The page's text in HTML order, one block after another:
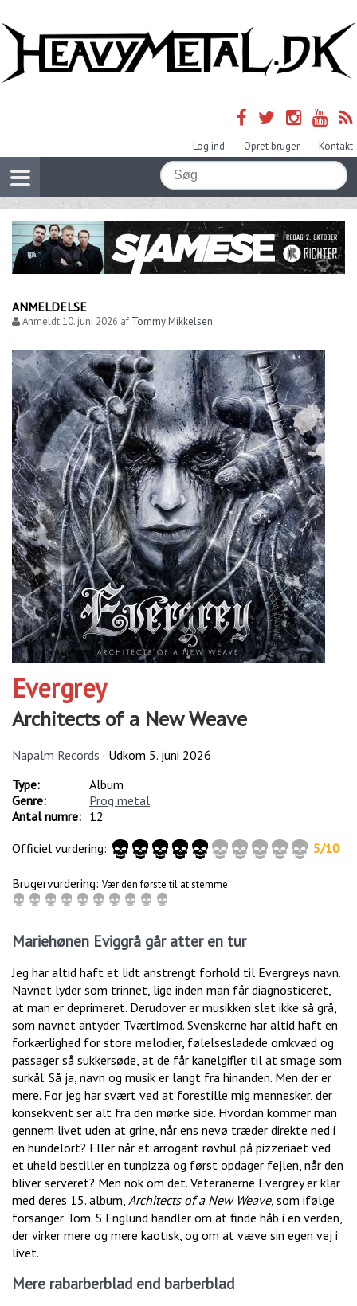
Log ind Opret bruger Kontakt
ANMELDELSE
Anmeldt10. juni 2026 af Tommy Mikkelsen
Evergrey
Architects of a New Weave
Napalm Records · Udkom 5. juni 2026
Type:
Album
Genre:
Prog metal
Antal numre: 12
Officiel vurdering:
5/10
Brugervurdering: Vær den første til at stemme.
Mariehønen Eviggrå går atter en tur
Jeg har altid haft et lidt anstrengt forhold til Evergreys navn.
Navnet lyder som trinnet, lige inden man får diagnosticeret,
at man er deprimeret. Derudover er musikken slet ikke så grå,
som navnet antyder. Tværtimod. Svenskerne har altid haft en
forkærlighed for store melodier, følelsesladede omkvæd og
passager så sukkersøde, at de får kanelgifler til at smage som
surkål. Så ja, navn og musik er langt fra hinanden. Men der er
mere. For jeg har svært ved at forestille mig mennesker, der
konsekvent ser alt fra den mørke side. Hvordan kommer man
gennem livet uden at grine, når ens nevø træder direkte ned i
en hundelort? Eller når et arrogant røvhul på pizzeriaet ved
et uheld bestiller en tunpizza og først opdager fejlen, når den
bliver serveret? Men nok om det. Veteranerne Evergrey er klar
med deres 15. album, Architects of a New Weave, som ifølge
forsanger Tom. S Englund handler om at finde håb i en verden,
der virker mere og mere kaotisk, og om at væve sin egen vej i
livet.
Mere rabarberblad end barberblad